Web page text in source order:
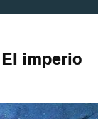
imperio